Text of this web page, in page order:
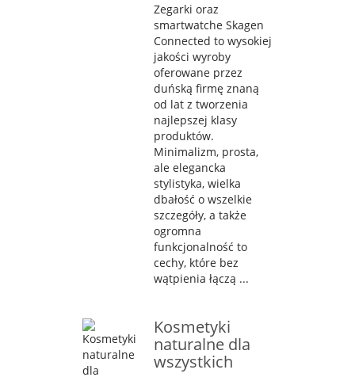
Zegarki oraz
smartwatche Skagen
Connected to wysokiej
jakości wyroby
oferowane przez
duńską firmę znaną
od lat z tworzenia
najlepszej klasy
produktów.
Minimalizm, prosta,
ale elegancka
stylistyka, wielka
dbałość o wszelkie
szczegóły, a także
ogromna
funkcjonalność to
cechy, które bez
wątpienia łączą ...
Kosmetyki
naturalne dla
wszystkich